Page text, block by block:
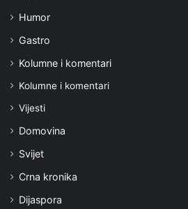
Humor
Gastro
Kolumne i komentari
Kolumne i komentari
Vijesti
Domovina
Svijet
Crna kronika
Dijaspora